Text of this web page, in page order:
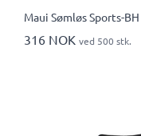
Maui Sømløs Sports-BH
316 NOK ved 500 stk.